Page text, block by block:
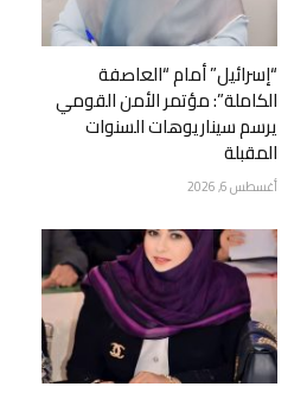
“إسرائيل” أمام “العاصفة
الكاملة”: مؤتمر الأمن القومي
يرسم سيناريوهات السنوات
المقبلة
أغسطس 6, 2026